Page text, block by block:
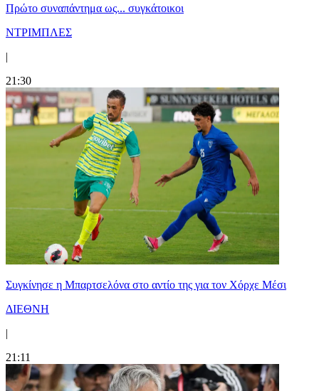
Πρώτο συναπάντημα ως... συγκάτοικοι
ΝΤΡΙΜΠΛΕΣ
|
21:30
Συγκίνησε η Μπαρτσελόνα στο αντίο της για τον Χόρχε Μέσι
ΔΙΕΘΝΗ
|
21:11